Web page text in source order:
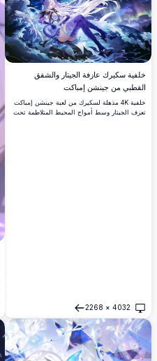
خلفية سكيرك عازفة الجيتار والشفق
القطبي من جينشن إمباكت
خلفية 4K مذهلة لسكيرك من لعبة جينشن إمباكت
تعزف الجيتار وسط أمواج المحيط المتلاطمة تحت
4032
×
2268
فتح